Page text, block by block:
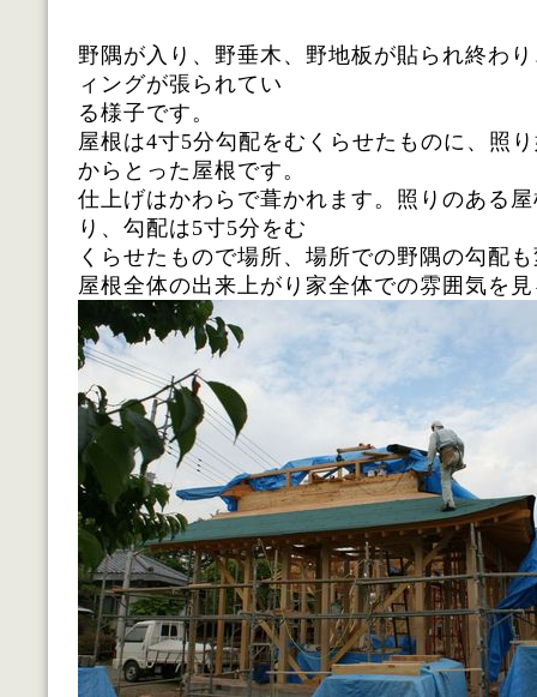
野隅が入り、野垂木、野地板が貼られ終わ
ィングが張られてい
る様子です。
屋根は4寸5分勾配をむくらせたものに、照
からとった屋根です。
仕上げはかわらで葺かれます。照りのある
り、勾配は5寸5分をむ
くらせたもので場所、場所での野隅の勾配
屋根全体の出来上がり家全体での雰囲気を